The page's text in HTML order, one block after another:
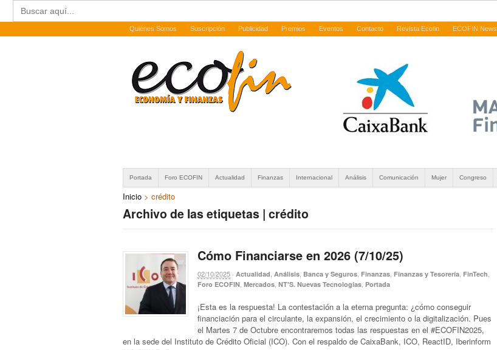
Buscar:
Quiénes Somos Suscripción Publicidad Premios Eventos Contacto Revista Ecofin ECOFIN News
Portada Foro ECOFIN Actualidad Finanzas Internacional Análisis Comunicación Mujer Congreso
Inicio > crédito
Archivo de las etiquetas | crédito
Cómo Financiarse en 2026 (7/10/25)
02/10/2025 · Actualidad Análisis Banca y Seguros Finanzas Finanzas y Tesorería FinTech
Foro ECOFIN Mercados NT'S. Nuevas Tecnologías Portada
¡Esta es la respuesta! La contestación a la eterna pregunta: ¿cómo conseguir
financiación para el circulante, la expansión, el crecimiento o la digitalización. Pues
el Martes 7 de Octubre encontraremos todas las respuestas en el #ECOFIN2025,
en la sede del Instituto de Crédito Oficial (ICO). Con el respaldo de CaixaBank, ICO, ReactID, Iberinform